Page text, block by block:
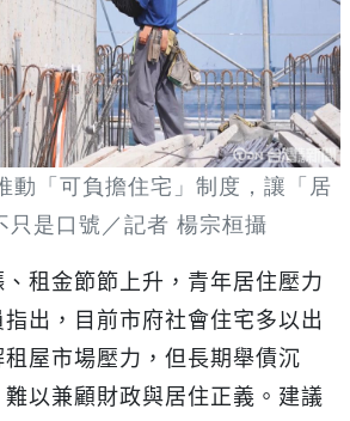
動「可負擔住宅」制度，讓「居
只是口號／記者 楊宗桓攝
租金節節上升，青年居住壓力
出，目前市府社會住宅多以出
屋市場壓力，但長期舉債沉
以兼顧財政與居住正義。建議